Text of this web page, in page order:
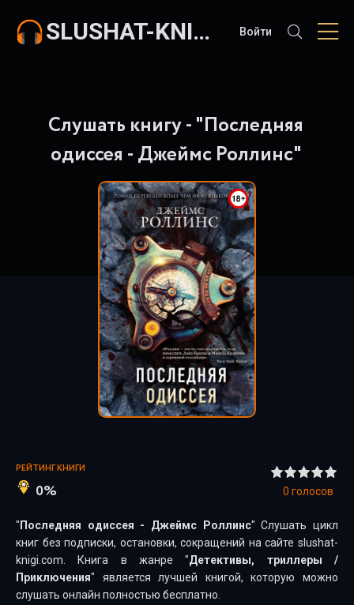
SLUSHAT-KNIGI.COM Войти
Слушать книгу - "Последняя
одиссея - Джеймс Роллинс"
РЕЙТИНГ КНИГИ
0% 0 голосов
" Последняя одиссея - Джеймс Роллинс" Слушать цикл
книг без подписки, остановки, сокращений на сайте slushat-
knigi.com. Книга в жанре "Детективы, триллеры /
Приключения" является лучшей книгой, которую можно
слушать онлайн полностью бесплатно.